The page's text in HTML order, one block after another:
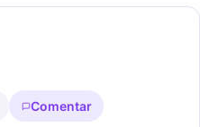
Comentar